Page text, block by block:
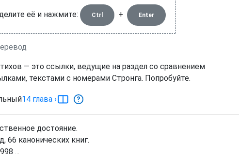
её и нажмите: Ctrl + Enter
— это ссылки, ведущие на раздел со сравнением
текстами с номерами Стронга. Попробуйте.
14 глава ›
достояние.
66 канонических книг.
...